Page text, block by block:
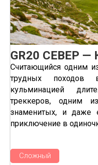
GR20 СЕВЕР —
Считающийся одним
трудных походов
кульминацией
треккеров, одним
знаменитых, и даже
приключение в
Сложный